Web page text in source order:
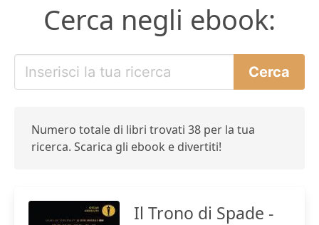
Cerca negli ebook:
Numero totale di libri trovati 38 per la tua
ricerca. Scarica gli ebook e divertiti!
Il Trono di Spade -